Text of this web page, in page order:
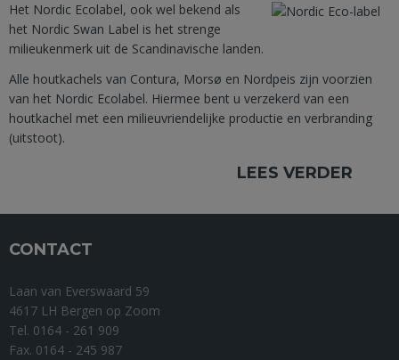
Het Nordic Ecolabel, ook wel bekend als
het Nordic Swan Label is het strenge
milieukenmerk uit de Scandinavische landen.
Alle houtkachels van Contura, Morsø en Nordpeis zijn voorzien
van het Nordic Ecolabel. Hiermee bent u verzekerd van een
houtkachel met een milieuvriendelijke productie en verbranding
(uitstoot).
LEES VERDER
CONTACT
Laan van Everswaard 59
4617 LH Bergen op Zoom
Tel. 0164 - 261 909
Fax. 0164 - 245 987